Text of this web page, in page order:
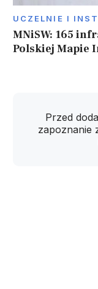
UCZELNIE I
MNiSW: 165
Polskiej Mapie
Przed
zapoznanie